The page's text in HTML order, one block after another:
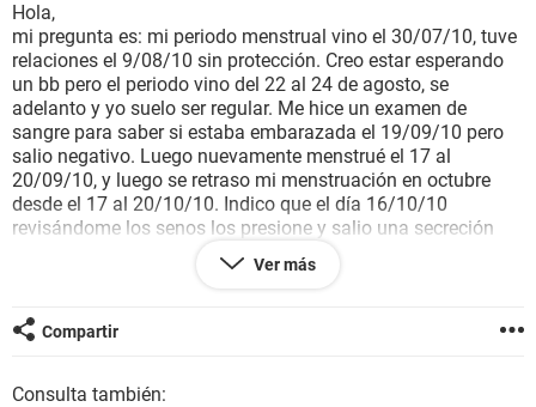
SEXUALIDAD
GLOSARIO
Hola,
mi pregunta es: mi periodo menstrual vino el 30/07/10, tuve
relaciones el 9/08/10 sin protección. Creo estar esperando
un bb pero el periodo vino del 22 al 24 de agosto, se
adelanto y yo suelo ser regular. Me hice un examen de
sangre para saber si estaba embarazada el 19/09/10 pero
salio negativo. Luego nuevamente menstrué el 17 al
20/09/10, y luego se retraso mi menstruación en octubre
desde el 17 al 20/10/10. Indico que el día 16/10/10
revisándome los senos los presione y salio una secreción
blanca. Quisiera saber si se puede estar embarazada y
seguir menstruando, pues estoy paranoica con la idea,
tratamiento de minot (para el acné) y luego pastillas diarias
por 5 meses de terbinox para los hongos.
Ver más
Compartir
Consulta también: